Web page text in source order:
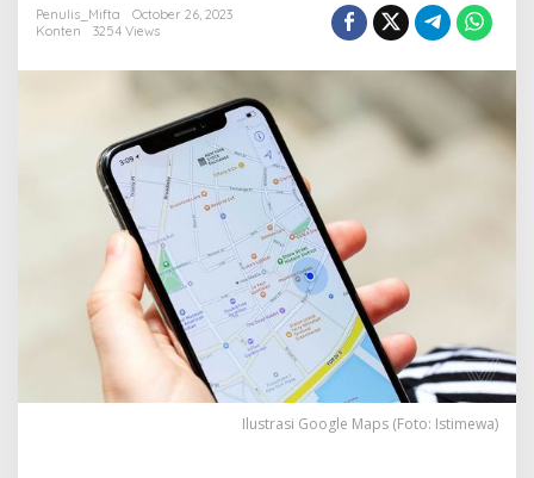
a
i
G
o
g
l
e
M
p
s
Penulis_Mifta
October 26, 2023
Konten
3254 Views
Ilustrasi Google Maps (Foto: Istimewa)